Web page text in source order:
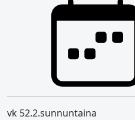
vk 52.2.sunnuntaina